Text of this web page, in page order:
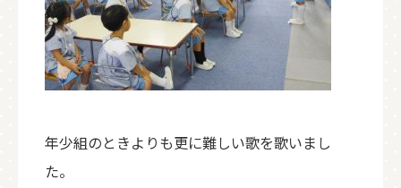
年少組のときよりも更に難しい歌を歌いまし
た。